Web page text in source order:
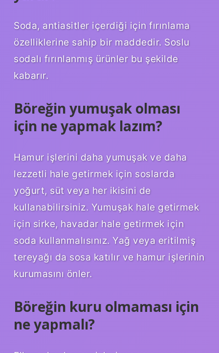
Soda, antiasitler içerdiği için fırınlama
özelliklerine sahip bir maddedir. Soslu
sodalı fırınlanmış ürünler bu şekilde
kabarır.
Böreğin yumuşak olması
için ne yapmak lazım?
Hamur işlerini daha yumuşak ve daha
lezzetli hale getirmek için soslarda
yoğurt, süt veya her ikisini de
kullanabilirsiniz. Yumuşak hale getirmek
için sirke, havadar hale getirmek için
soda kullanmalısınız. Yağ veya eritilmiş
tereyağı da sosa katılır ve hamur işlerinin
kurumasını önler.
Böreğin kuru olmaması için
ne yapmalı?